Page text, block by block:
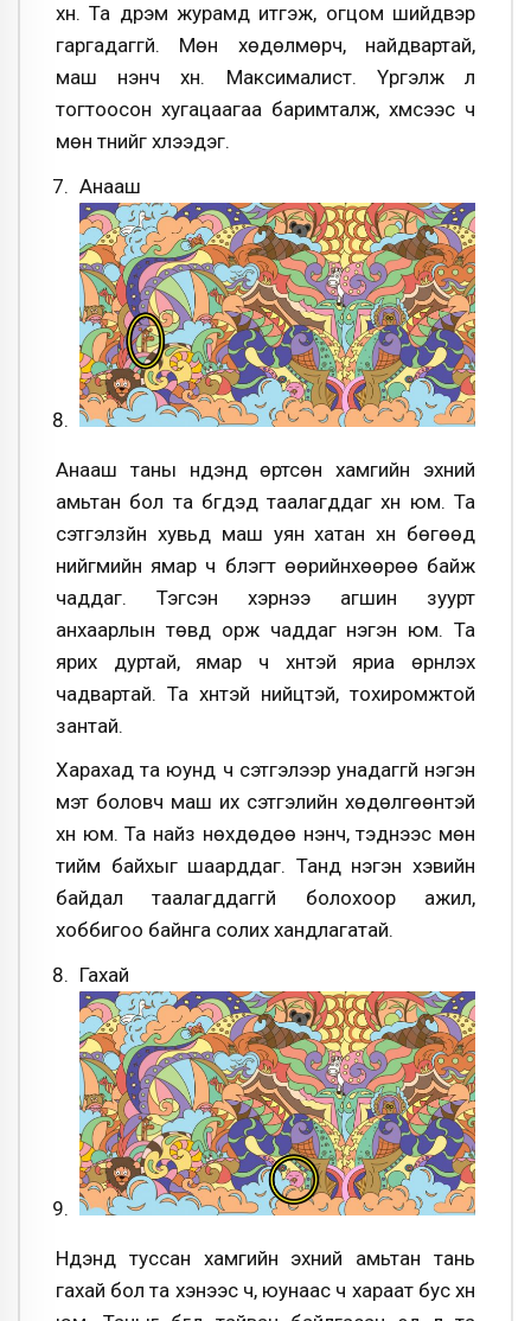
хүн. Та дүрэм журамд итгэж, огцом шийдвэр
гаргадаггүй. Мөн хөдөлмөрч, найдвартай,
маш үнэнч хүн. Максималист. Үргэлж л
тогтоосон хугацаагаа баримталж, хүмүүсээс ч
мөн түүнийг хүлээдэг.
Анааш
Анааш таны нүдэнд өртсөн хамгийн эхний
амьтан бол та бүгдэд таалагддаг хүн юм. Та
сэтгэлзүйн хувьд маш уян хатан хүн бөгөөд
нийгмийн ямар ч бүлэгт өөрийнхөөрөө байж
чаддаг. Тэгсэн хэрнээ агшин зуурт
анхаарлын төвд орж чаддаг нэгэн юм. Та
ярих дуртай, ямар ч хүнтэй яриа өрнүүлэх
чадвартай. Та хүнтэй нийцтэй, тохиромжтой
зантай.
Харахад та юунд ч сэтгэлээр унадаггүй нэгэн
мэт боловч маш их сэтгэлийн хөдөлгөөнтэй
хүн юм. Та найз нөхдөдөө үнэнч, тэднээс мөн
тийм байхыг шаарддаг. Танд нэгэн хэвийн
байдал таалагддаггүй болохоор ажил,
хоббигоо байнга солих хандлагатай.
Гахай
Нүдэнд туссан хамгийн эхний амьтан тань
гахай бол та хэнээс ч, юунаас ч хараат бус хүн